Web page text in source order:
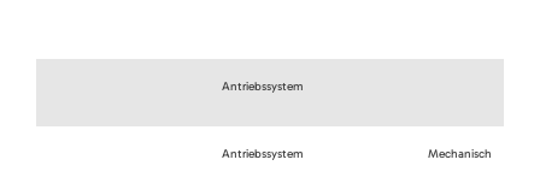
Antriebssystem
Antriebssystem Mechanisch